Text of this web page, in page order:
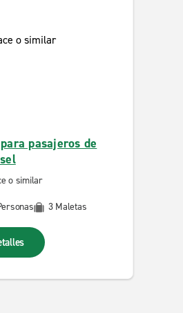
pasajeros de
o similar
3 Maletas